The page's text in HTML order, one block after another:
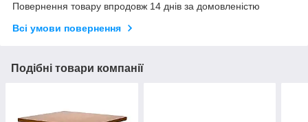
Повернення товару впродовж 14 днів за домовленістю
Всі умови повернення
Подібні товари компанії